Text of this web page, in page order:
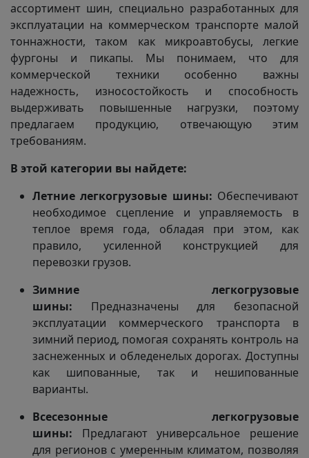
ассортимент шин, специально разработанных для
эксплуатации на коммерческом транспорте малой
тоннажности, таком как микроавтобусы, легкие
фургоны и пикапы. Мы понимаем, что для
коммерческой техники особенно важны
надежность, износостойкость и способность
выдерживать повышенные нагрузки, поэтому
предлагаем продукцию, отвечающую этим
требованиям.
В этой категории вы найдете:
Летние легкогрузовые шины: Обеспечивают
необходимое сцепление и управляемость в
теплое время года, обладая при этом, как
правило, усиленной конструкцией для
перевозки грузов.
Зимние легкогрузовые
шины: Предназначены для безопасной
эксплуатации коммерческого транспорта в
зимний период, помогая сохранять контроль на
заснеженных и обледенелых дорогах. Доступны
как шипованные, так и нешипованные
варианты.
Всесезонные легкогрузовые
шины: Предлагают универсальное решение
для регионов с умеренным климатом, позволяя